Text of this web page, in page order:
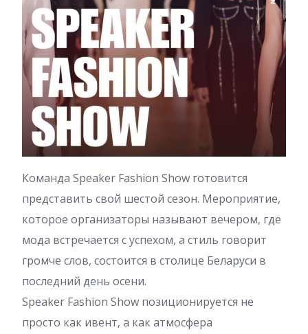
Команда Speaker Fashion Show готовится
представить свой шестой сезон. Мероприятие,
которое организаторы называют вечером, где
мода встречается с успехом, а стиль говорит
громче слов, состоится в столице Беларуси в
последний день осени.
Speaker Fashion Show позиционируется не
просто как ивент, а как атмосфера